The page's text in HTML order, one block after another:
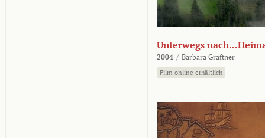
Unterwegs
2004 / Barbara Gräftner
Film online erhältlich